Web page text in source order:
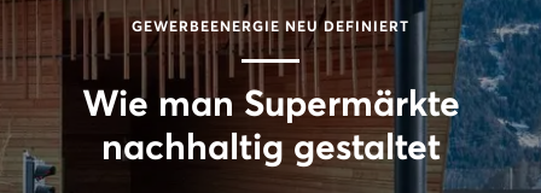
GEWERBEENERGIE NEU DEFINIERT
Wie man Supermärkte
nachhaltig gestaltet